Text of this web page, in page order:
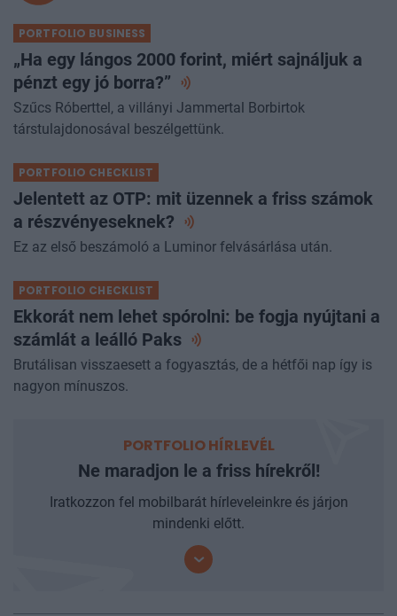
PORTFOLIO BUSINESS
„Ha egy lángos 2000 forint, miért sajnáljuk a
pénzt egy jó borra?”
Szűcs Róberttel, a villányi Jammertal Borbirtok
társtulajdonosával beszélgettünk.
PORTFOLIO CHECKLIST
Jelentett az OTP: mit üzennek a friss számok
a részvényeseknek?
Ez az első beszámoló a Luminor felvásárlása után.
PORTFOLIO CHECKLIST
Ekkorát nem lehet spórolni: be fogja nyújtani a
számlát a leálló Paks
Brutálisan visszaesett a fogyasztás, de a hétfői nap így is
nagyon mínuszos.
PORTFOLIO HÍRLEVÉL
Ne maradjon le a friss hírekről!
Iratkozzon fel mobilbarát hírleveleinkre és járjon
mindenki előtt.